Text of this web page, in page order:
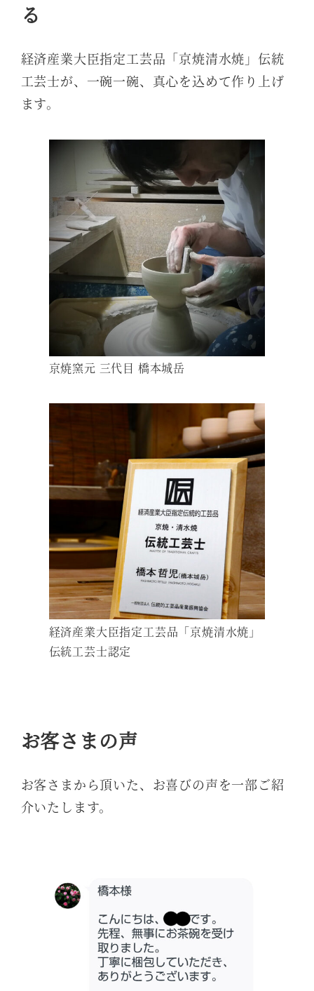
る
経済産業大臣指定工芸品「京焼清水焼」伝統
工芸士が、一碗一碗、真心を込めて作り上げ
ます。
京焼窯元 三代目 橋本城岳
経済産業大臣指定工芸品「京焼清水焼」
伝統工芸士認定
お客さまの声
お客さまから頂いた、お喜びの声を一部ご紹
介いたします。